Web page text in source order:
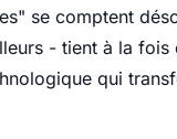
se comptent
- tient à la fois
qui